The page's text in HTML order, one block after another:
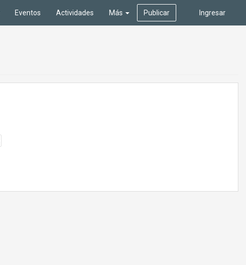
Ingresar
Eventos Actividades Más Publicar